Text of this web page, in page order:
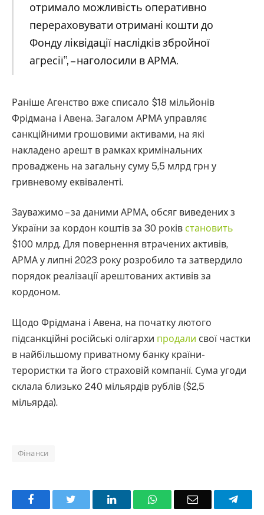
отримало можливість оперативно
перераховувати отримані кошти до
Фонду ліквідації наслідків збройної
агресії”, – наголосили в АРМА.
Раніше Агенство вже списало $18 мільйонів
Фрідмана і Авена. Загалом АРМА управляє
санкційними грошовими активами, на які
накладено арешт в рамках кримінальних
проваджень на загальну суму 5,5 млрд грн у
гривневому еквіваленті.
Зауважимо – за даними АРМА, обсяг виведених з
України за кордон коштів за 30 років становить
$100 млрд. Для повернення втрачених активів,
АРМА у липні 2023 року розробило та затвердило
порядок реалізації арештованих активів за
кордоном.
Щодо Фрідмана і Авена, на початку лютого
підсанкційні російські олігархи продали свої частки
в найбільшому приватному банку країни-
терористки та його страховій компанії. Сума угоди
склала близько 240 мільярдів рублів ($2,5
мільярда).
Фінанси
Facebook LinkedInWhatsAppEmail